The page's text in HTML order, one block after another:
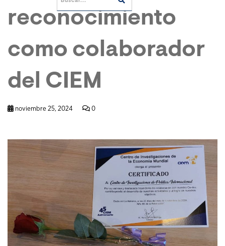
reconocimiento
como colaborador
del CIEM
noviembre 25, 2024 0